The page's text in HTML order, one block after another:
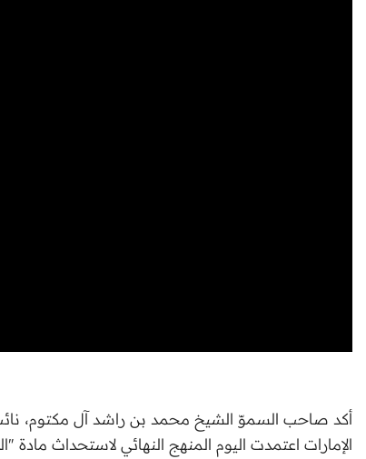
أكد صاحب السموّ الشيخ محمد بن راشد آل مكتوم،
الإمارات اعتمدت اليوم المنهج النهائي لاستحداث مادة